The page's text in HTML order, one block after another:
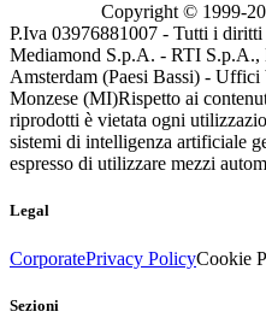
Copyright © 1999-
P.Iva 03976881007 - Tutti i
Mediamond S.p.A. - RTI S.p.A.,
Amsterdam (Paesi Bassi) -
Monzese (MI)Rispetto ai
riprodotti è vietata ogni
sistemi di intelligenza artificiale
espresso di utilizzare mezzi
Legal
CorporatePrivacy PolicyCookie
Sezioni